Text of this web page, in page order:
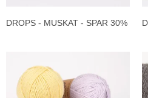
DROPS - MUSKAT - SPAR 30%